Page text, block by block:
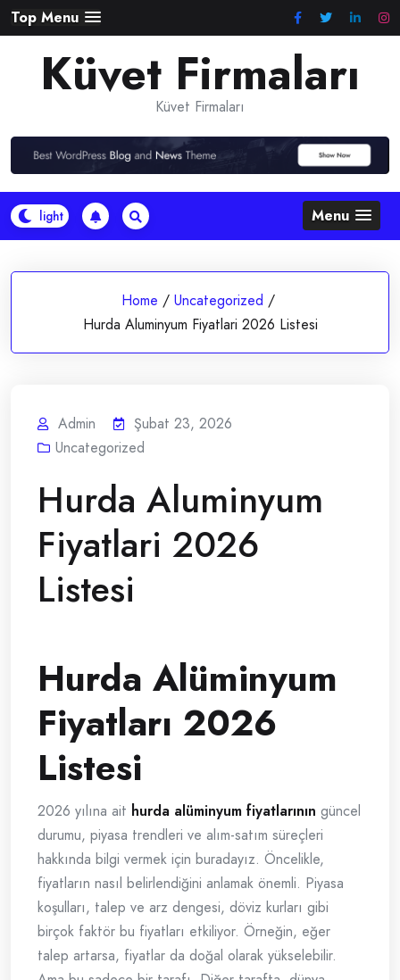
Skip
to
content
Top Menu
Küvet Firmaları
Küvet Firmaları
Menu
Home / Uncategorized /
Hurda Aluminyum Fiyatlari 2026 Listesi
Admin
Şubat 23, 2026
Uncategorized
Hurda Aluminyum
Fiyatlari 2026
Listesi
Hurda Alüminyum
Fiyatları 2026
Listesi
2026 yılına ait hurda alüminyum fiyatlarının güncel
durumu, piyasa trendleri ve alım-satım süreçleri
hakkında bilgi vermek için buradayız. Öncelikle,
fiyatların nasıl belirlendiğini anlamak önemli. Piyasa
koşulları, talep ve arz dengesi, döviz kurları gibi
birçok faktör bu fiyatları etkiliyor. Örneğin, eğer
talep artarsa, fiyatlar da doğal olarak yükselebilir.